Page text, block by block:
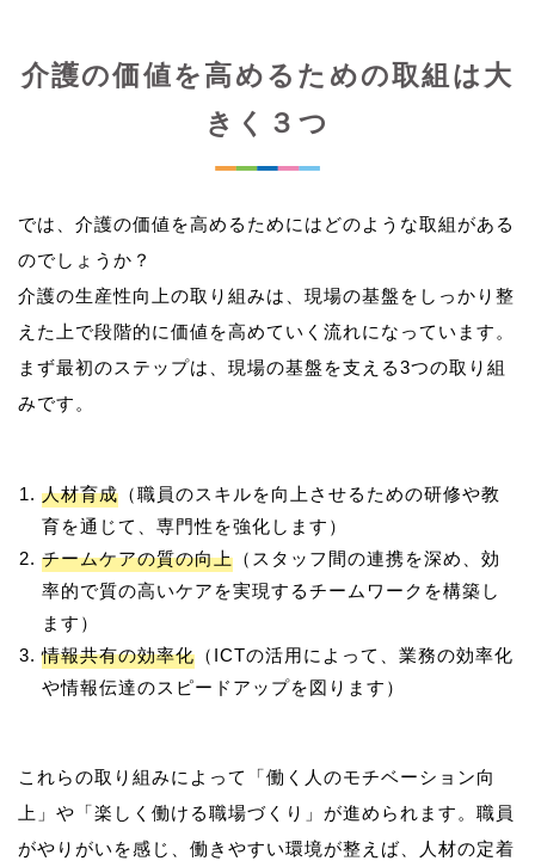
介護の価値を高めるための取組は大
きく３つ
では、介護の価値を高めるためにはどのような取組がある
のでしょうか？
介護の生産性向上の取り組みは、現場の基盤をしっかり整
えた上で段階的に価値を高めていく流れになっています。
まず最初のステップは、現場の基盤を支える3つの取り組
人材育成 （職員のスキルを向上させるための研修や教
育を通じて、専門性を強化します）
チームケアの質の向上 （スタッフ間の連携を深め、効
率的で質の高いケアを実現するチームワークを構築し
ます）
情報共有の効率化 （ICTの活用によって、業務の効率化
や情報伝達のスピードアップを図ります）
これらの取り組みによって「働く人のモチベーション向
上」や「楽しく働ける職場づくり」が進められます。職員
がやりがいを感じ、働きやすい環境が整えば、人材の定着